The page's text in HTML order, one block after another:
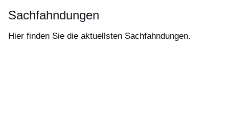
Sachfahndungen
Hier finden Sie die aktuellsten Sachfahndungen.